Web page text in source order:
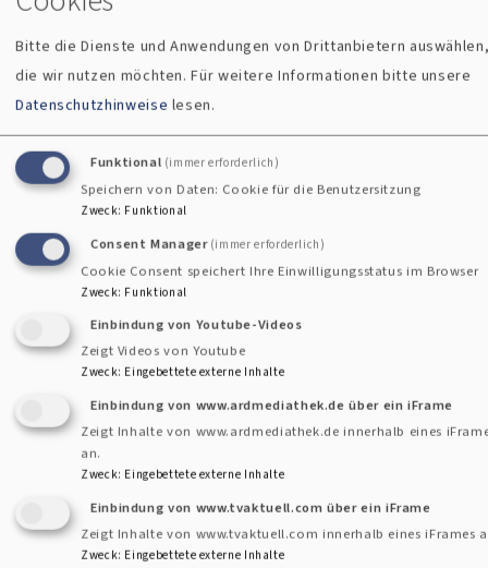
Ansprechpartner*in für Unterstützung und bei
für Kirchengemeinden und Dienste und Werke
Sprechzeiten:
Donnerstag von 16 - 17:00 Uhr
E-Mail:daniela.westner@elkb.de
Tel.: +49 (0)176 4707 6419
Weitere Informationen und Ansprechpartner der Fachstelle
unter folgendem Link:
Bitte die Dienste und Anwendungen von Drittanbietern
die wir nutzen möchten.Für weitere Informationen bitte unsere
Datenschutzhinweise lesen.
Funktional (immer erforderlich)
Speichern von Daten: Cookie für die Benutzersitzung
Zweck: Funktional
Consent Manager (immer erforderlich)
Cookie Consent speichert Ihre Einwilligungsstatus im Browser
Zweck: Funktional
Einbindung von Youtube-Videos
Zeigt Videos von Youtube
Zweck: Eingebettete externe Inhalte
Einbindung von www.ardmediathek.de über ein iFrame
Zeigt Inhalte von www.ardmediathek.de innerhalb eines
an.
Zweck: Eingebettete externe Inhalte
Einbindung von www.tvaktuell.com über ein iFrame
Zeigt Inhalte von www.tvaktuell.com innerhalb eines iFrames
Zweck: Eingebettete externe Inhalte